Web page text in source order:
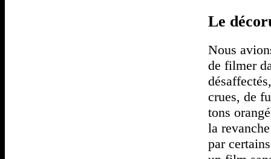
Le
Nous
de filmer
crues, de
tons
la
par